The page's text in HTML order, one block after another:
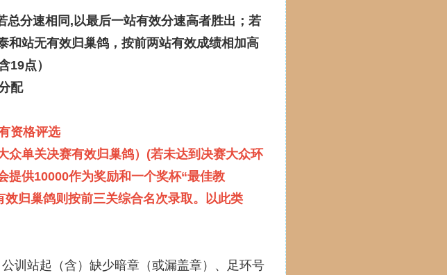
分速相同,以最后一站有效分速高者胜出；若
和站无有效归巢鸽，按前两站有效成绩相加高
19点）
配
资格评选
众单关决赛有效归巢鸽）(若未达到决赛大众环
提供10000作为奖励和一个奖杯“最佳教
归巢鸽则按前三关综合名次录取。以此类
训站起（含）缺少暗章（或漏盖章）、足环号